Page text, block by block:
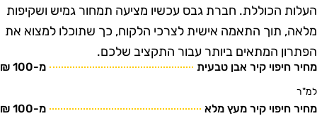
הכוללת. חברת גבס עכשיו מציעה תמחור גמיש ושקיפות
תוך התאמה אישית לצרכי הלקוח, כך שתוכלו למצוא את
המתאים ביותר עבור התקציב שלכם.
חיפוי קיר אבן טבעית מ-100 ₪
חיפוי קיר מעץ מלא מ-100 ₪